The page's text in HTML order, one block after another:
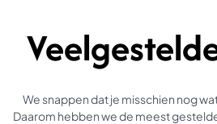
We snappen dat je misschien nog
Daarom hebben we de meest